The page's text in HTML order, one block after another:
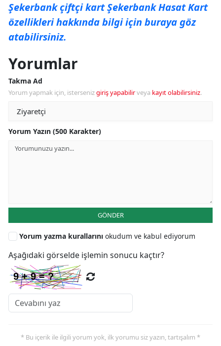
Şekerbank çiftçi kart Şekerbank Hasat Kart
özellikleri hakkında bilgi için buraya göz
atabilirsiniz.
Yorumlar
Takma Ad
Yorum yapmak için, istersenizgiriş yapabilirveya kayıt olabilirsiniz.
Yorum Yazın (500 Karakter)
GÖNDER
Yorum yazma kurallarını okudum ve kabul ediyorum
Aşağıdaki görselde işlemin sonucu kaçtır?
* Bu içerik ile ilgili yorum yok, ilk yorumu siz yazın, tartışalım *